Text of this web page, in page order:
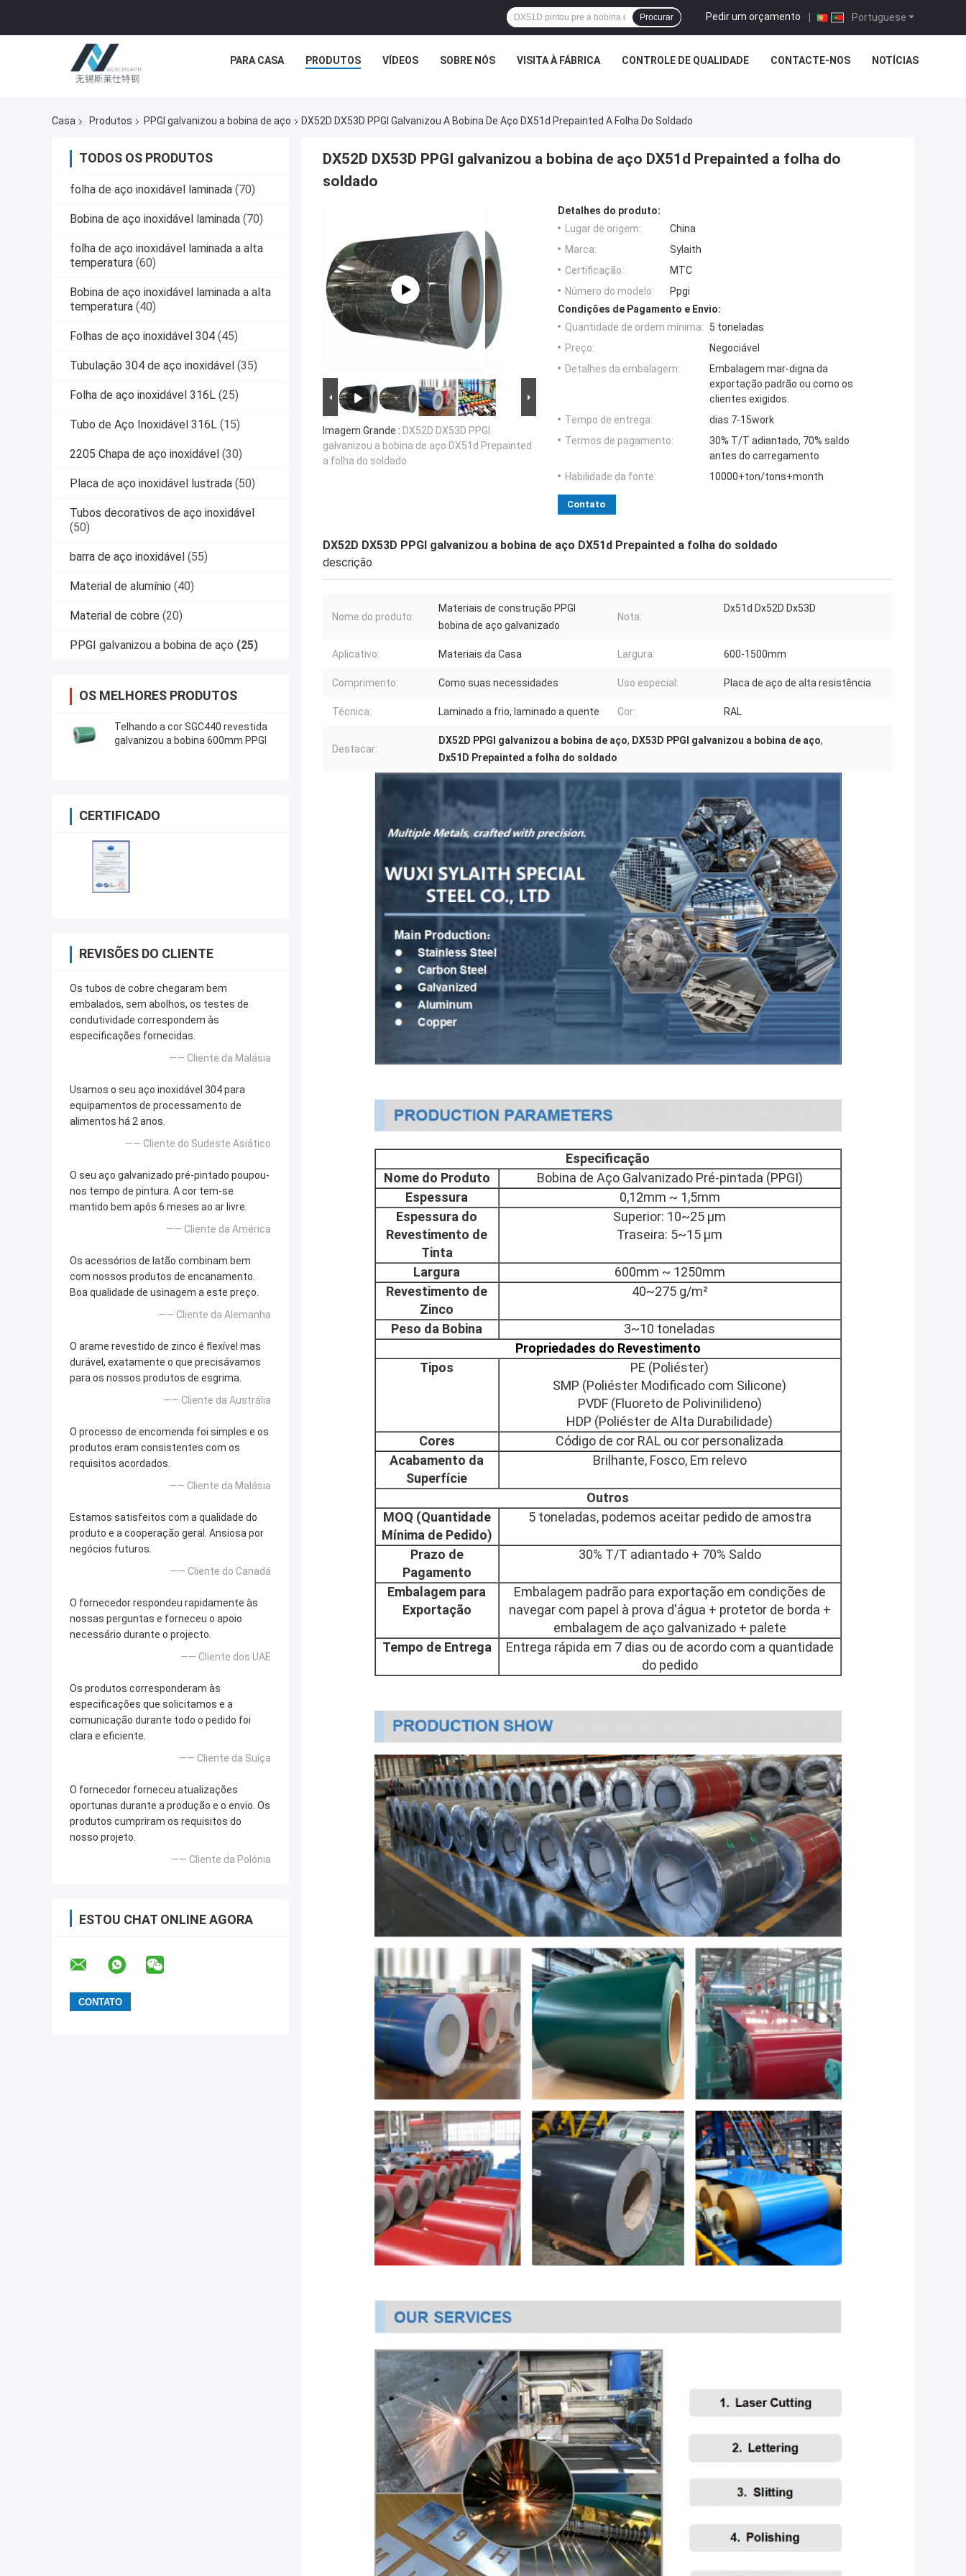
Portuguese
Pedir um orçamento |
Procurar
PARA CASA PRODUTOS VÍDEOS SOBRE NÓS VISITA À FÁBRICA CONTROLE DE QUALIDADE CONTACTE-NOS NOTÍCIAS
Casa Produtos PPGI galvanizou a bobina de aço DX52D DX53D PPGI Galvanizou A Bobina De Aço DX51d Prepainted A Folha Do Soldado
TODOS OS PRODUTOS
folha de aço inoxidável laminada (70)
Bobina de aço inoxidável laminada (70)
folha de aço inoxidável laminada a alta
temperatura (60)
Bobina de aço inoxidável laminada a alta
temperatura (40)
Folhas de aço inoxidável 304 (45)
Tubulação 304 de aço inoxidável (35)
Folha de aço inoxidável 316L (25)
Tubo de Aço Inoxidável 316L (15)
2205 Chapa de aço inoxidável (30)
Placa de aço inoxidável lustrada (50)
Tubos decorativos de aço inoxidável
(50)
barra de aço inoxidável (55)
Material de alumínio (40)
Material de cobre (20)
PPGI galvanizou a bobina de aço (25)
OS MELHORES PRODUTOS
Telhando a cor SGC440 revestida
galvanizou a bobina 600mm PPGI
CERTIFICADO
REVISÕES DO CLIENTE
Os tubos de cobre chegaram bem
embalados, sem abolhos, os testes de
condutividade correspondem às
especificações fornecidas.
—— Cliente da Malásia
Usamos o seu aço inoxidável 304 para
equipamentos de processamento de
alimentos há 2 anos.
—— Cliente do Sudeste Asiático
O seu aço galvanizado pré-pintado poupou-
nos tempo de pintura. A cor tem-se
mantido bem após 6 meses ao ar livre.
—— Cliente da América
Os acessórios de latão combinam bem
com nossos produtos de encanamento.
Boa qualidade de usinagem a este preço.
—— Cliente da Alemanha
O arame revestido de zinco é flexível mas
durável, exatamente o que precisávamos
para os nossos produtos de esgrima.
—— Cliente da Austrália
O processo de encomenda foi simples e os
produtos eram consistentes com os
requisitos acordados.
—— Cliente da Malásia
Estamos satisfeitos com a qualidade do
produto e a cooperação geral. Ansiosa por
negócios futuros.
—— Cliente do Canadá
O fornecedor respondeu rapidamente às
nossas perguntas e forneceu o apoio
necessário durante o projecto.
—— Cliente dos UAE
Os produtos corresponderam às
especificações que solicitamos e a
comunicação durante todo o pedido foi
clara e eficiente.
—— Cliente da Suíça
O fornecedor forneceu atualizações
oportunas durante a produção e o envio. Os
produtos cumpriram os requisitos do
nosso projeto.
—— Cliente da Polónia
ESTOU CHAT ONLINE AGORA
DX52D DX53D PPGI galvanizou a bobina de aço DX51d Prepainted a folha do
soldado
Imagem Grande : DX52D DX53D PPGI
galvanizou a bobina de aço DX51d Prepainted
a folha do soldado
Detalhes do produto:
Lugar de origem:
China
Marca:
Sylaith
Certificação:
MTC
Número do modelo:
Ppgi
Condições de Pagamento e Envio:
Quantidade de ordem mínima:
5 toneladas
Preço:
Negociável
Detalhes da embalagem:
Embalagem mar-digna da
exportação padrão ou como os
clientes exigidos.
Tempo de entrega:
dias 7-15work
Termos de pagamento:
30% T/T adiantado, 70% saldo
antes do carregamento
Habilidade da fonte:
10000+ton/tons+month
Contato
DX52D DX53D PPGI galvanizou a bobina de aço DX51d Prepainted a folha do soldado
descrição
Nome do produto:
Materiais de construção PPGI
bobina de aço galvanizado
Nota:
Dx51d Dx52D Dx53D
Aplicativo: Materiais da Casa Largura: 600-1500mm
Comprimento: Como suas necessidades Uso especial: Placa de aço de alta resistência
Técnica: Laminado a frio, laminado a quente Cor: RAL
Destacar:
DX52D PPGI galvanizou a bobina de aço, DX53D PPGI galvanizou a bobina de aço,
Dx51D Prepainted a folha do soldado
Especificação
Nome do Produto
Bobina de Aço Galvanizado Pré-pintada (PPGI)
Espessura
0,12mm ~ 1,5mm
Espessura do
Revestimento de
Tinta
Superior: 10~25 μm
Traseira: 5~15 μm
Largura
600mm ~ 1250mm
Revestimento de
Zinco
40~275 g/m²
Peso da Bobina
3~10 toneladas
Propriedades do Revestimento
Tipos
PE (Poliéster)
SMP (Poliéster Modificado com Silicone)
PVDF (Fluoreto de Polivinilideno)
HDP (Poliéster de Alta Durabilidade)
Cores
Código de cor RAL ou cor personalizada
Acabamento da
Superfície
Brilhante, Fosco, Em relevo
Outros
MOQ (Quantidade
Mínima de Pedido)
5 toneladas, podemos aceitar pedido de amostra
Prazo de
Pagamento
30% T/T adiantado + 70% Saldo
Embalagem para
Exportação
Embalagem padrão para exportação em condições de
navegar com papel à prova d'água + protetor de borda +
embalagem de aço galvanizado + palete
Tempo de Entrega
Entrega rápida em 7 dias ou de acordo com a quantidade
do pedido